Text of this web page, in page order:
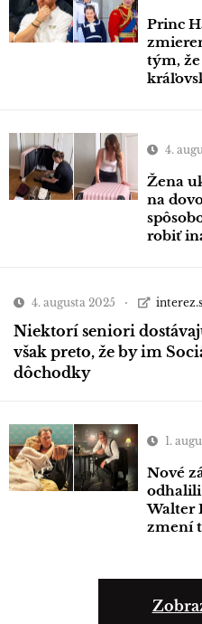
Princ
tým, že
4.
Žena
na
robiť
4. augusta 2025
Niektorí seniori
však preto, že by im
dôchodky
1.
Nové
odhalili
Walter
zmení